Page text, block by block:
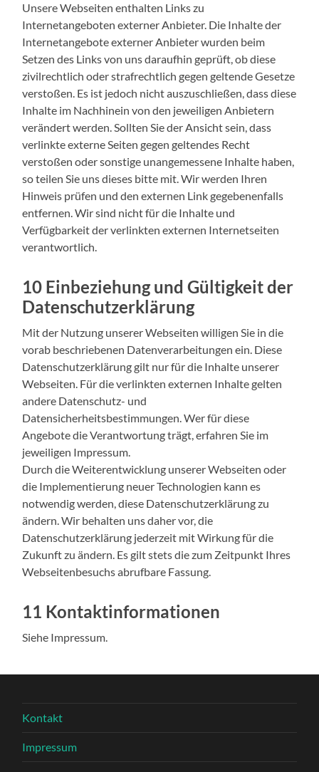
Unsere Webseiten enthalten Links zu
Internetangeboten externer Anbieter. Die Inhalte der
Internetangebote externer Anbieter wurden beim
Setzen des Links von uns daraufhin geprüft, ob diese
zivilrechtlich oder strafrechtlich gegen geltende Gesetze
verstoßen. Es ist jedoch nicht auszuschließen, dass diese
Inhalte im Nachhinein von den jeweiligen Anbietern
verändert werden. Sollten Sie der Ansicht sein, dass
verlinkte externe Seiten gegen geltendes Recht
verstoßen oder sonstige unangemessene Inhalte haben,
so teilen Sie uns dieses bitte mit. Wir werden Ihren
Hinweis prüfen und den externen Link gegebenenfalls
entfernen. Wir sind nicht für die Inhalte und
Verfügbarkeit der verlinkten externen Internetseiten
verantwortlich.
10 Einbeziehung und Gültigkeit der
Datenschutzerklärung
Mit der Nutzung unserer Webseiten willigen Sie in die
vorab beschriebenen Datenverarbeitungen ein. Diese
Datenschutzerklärung gilt nur für die Inhalte unserer
Webseiten. Für die verlinkten externen Inhalte gelten
andere Datenschutz- und
Datensicherheitsbestimmungen. Wer für diese
Angebote die Verantwortung trägt, erfahren Sie im
jeweiligen Impressum.
Durch die Weiterentwicklung unserer Webseiten oder
die Implementierung neuer Technologien kann es
notwendig werden, diese Datenschutzerklärung zu
ändern. Wir behalten uns daher vor, die
Datenschutzerklärung jederzeit mit Wirkung für die
Zukunft zu ändern. Es gilt stets die zum Zeitpunkt Ihres
Webseitenbesuchs abrufbare Fassung.
11 Kontaktinformationen
Siehe Impressum.
Kontakt
Impressum